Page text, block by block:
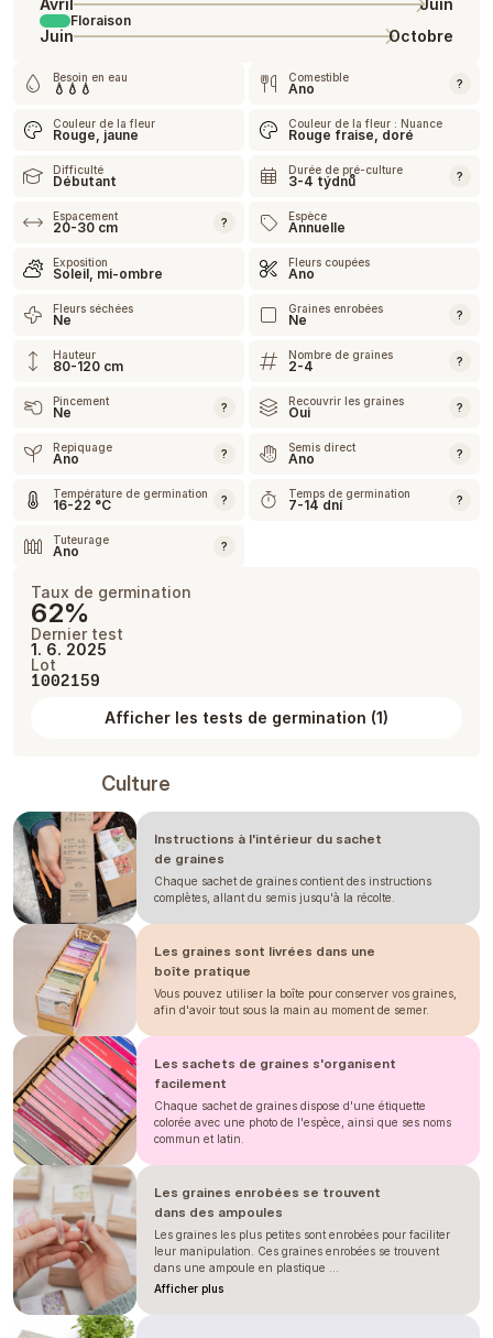
Avril Juin
Floraison
Juin Octobre
Besoin en eau
💧💧💧
Comestible
Ano ?
Couleur de la fleur
Rouge, jaune
Couleur de la fleur : Nuance
Rouge fraise, doré
Difficulté
Débutant
Durée de pré-culture
3-4 týdnů ?
Espacement
20-30 cm ? Espèce
Annuelle
Exposition
Soleil, mi-ombre
Fleurs coupées
Ano
Fleurs séchées
Ne
Graines enrobées
Ne ?
Hauteur
80-120 cm
Nombre de graines
2-4 ?
Pincement
Ne ? Recouvrir les graines
Oui ?
Repiquage
Ano ? Semis direct
Ano ?
Température de germination
16-22 °C ? Temps de germination
7-14 dní ?
Tuteurage
Ano ?
Taux de germination
62%
Dernier test
1. 6. 2025
Lot
1002159
Afficher les tests de germination (1)
Culture
Instructions à l'intérieur du sachet
de graines
Chaque sachet de graines contient des instructions
complètes, allant du semis jusqu'à la récolte.
Les graines sont livrées dans une
boîte pratique
Vous pouvez utiliser la boîte pour conserver vos graines,
afin d'avoir tout sous la main au moment de semer.
Les sachets de graines s'organisent
facilement
Chaque sachet de graines dispose d'une étiquette
colorée avec une photo de l'espèce, ainsi que ses noms
commun et latin.
Les graines enrobées se trouvent
dans des ampoules
Les graines les plus petites sont enrobées pour faciliter
leur manipulation. Ces graines enrobées se trouvent
dans une ampoule en plastique ...
Afficher plus